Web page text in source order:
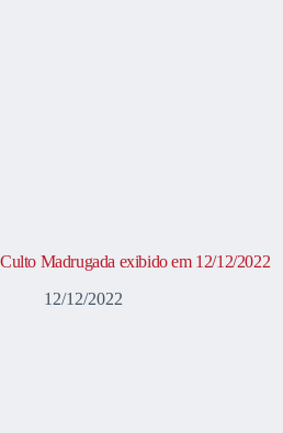
Culto Madrugada exibido em 12/12/2022
12/12/2022